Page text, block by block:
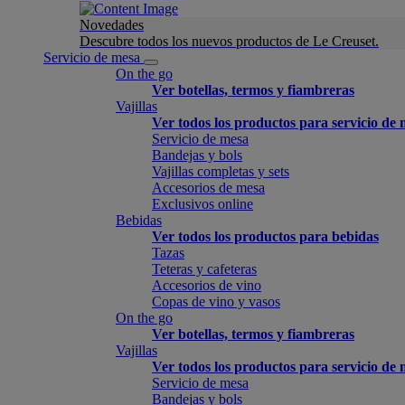
Novedades
Descubre todos los nuevos productos de Le Creuset.
Servicio de mesa
On the go
Ver botellas, termos y fiambreras
Vajillas
Ver todos los productos para servicio de
Servicio de mesa
Bandejas y bols
Vajillas completas y sets
Accesorios de mesa
Exclusivos online
Bebidas
Ver todos los productos para bebidas
Tazas
Teteras y cafeteras
Accesorios de vino
Copas de vino y vasos
On the go
Ver botellas, termos y fiambreras
Vajillas
Ver todos los productos para servicio de
Servicio de mesa
Bandejas y bols